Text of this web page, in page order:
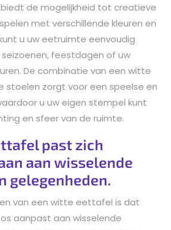
de mogelijkheid tot creatieve
met verschillende kleuren en
u uw eetruimte eenvoudig
feestdagen of uw
De combinatie van een witte
stoelen zorgt voor een speelse en
u uw eigen stempel kunt
en sfeer van de ruimte.
past zich
aan wisselende
gelegenheden.
van een witte eettafel is dat
aanpast aan wisselende